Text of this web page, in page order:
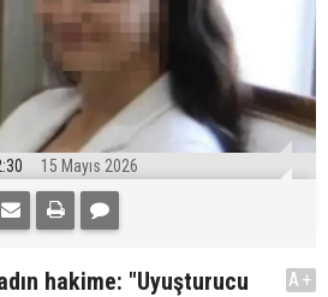
15 Mayıs 2026
hakime: "Uyuşturucu
A+